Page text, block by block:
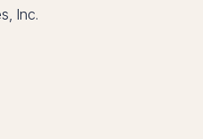
Inc.